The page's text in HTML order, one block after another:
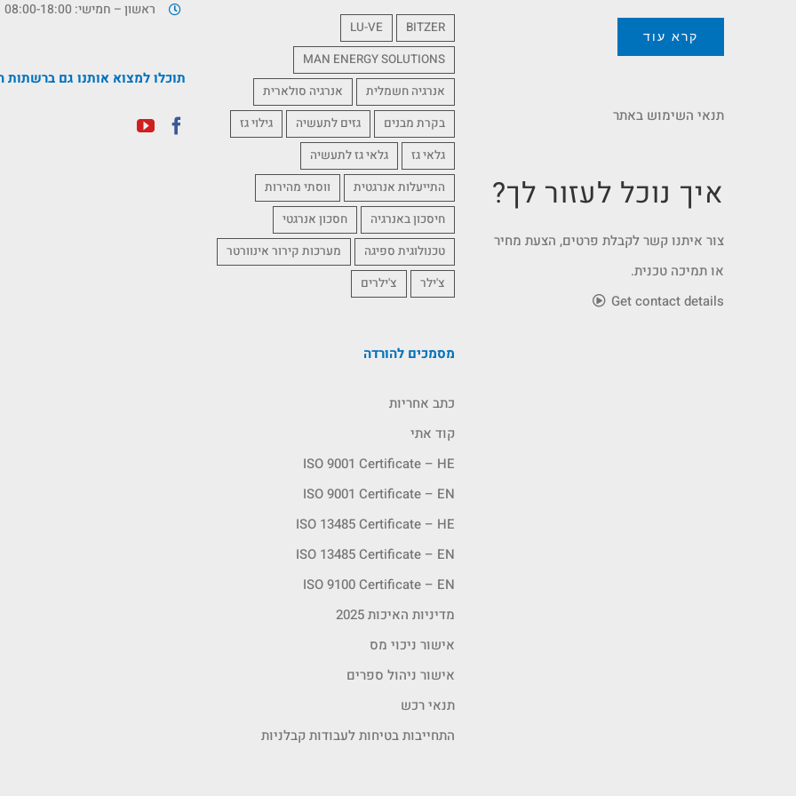
קרא עוד
תנאי השימוש באתר
איך נוכל לעזור לך?
צור איתנו קשר לקבלת פרטים, הצעת מחיר
או תמיכה טכנית.
Get contact details
BITZER
LU-VE
MAN ENERGY SOLUTIONS
אנרגיה חשמלית
אנרגיה סולארית
בקרת מבנים
גזים לתעשיה
גילוי גז
גלאי גז
גלאי גז לתעשיה
התייעלות אנרגטית
ווסתי מהירות
חיסכון באנרגיה
חסכון אנרגטי
טכנולוגית ספיגה
מערכות קירור אינוורטר
צ'ילר
צ'ילרים
מסמכים להורדה
כתב אחריות
קוד אתי
ISO 9001 Certificate – HE
ISO 9001 Certificate – EN
ISO 13485 Certificate – HE
ISO 13485 Certificate – EN
ISO 9100 Certificate – EN
מדיניות האיכות 2025
אישור ניכוי מס
אישור ניהול ספרים
תנאי רכש
התחייבות בטיחות לעבודות קבלניות
ראשון – חמישי: 08:00-18:00
תוכלו למצוא אותנו גם ברשתות